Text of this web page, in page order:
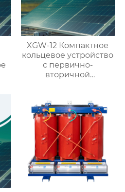
XGW-12 Компактное
кольцевое устройство
с первично-
вторичной